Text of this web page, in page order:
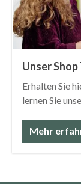
Unser Shop
Erhalten Sie
lernen Sie
Mehr